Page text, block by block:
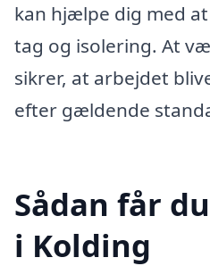
kan hjælpe dig med
tag og isolering. At
sikrer, at arbejdet
efter gældende
Sådan får
i Kolding